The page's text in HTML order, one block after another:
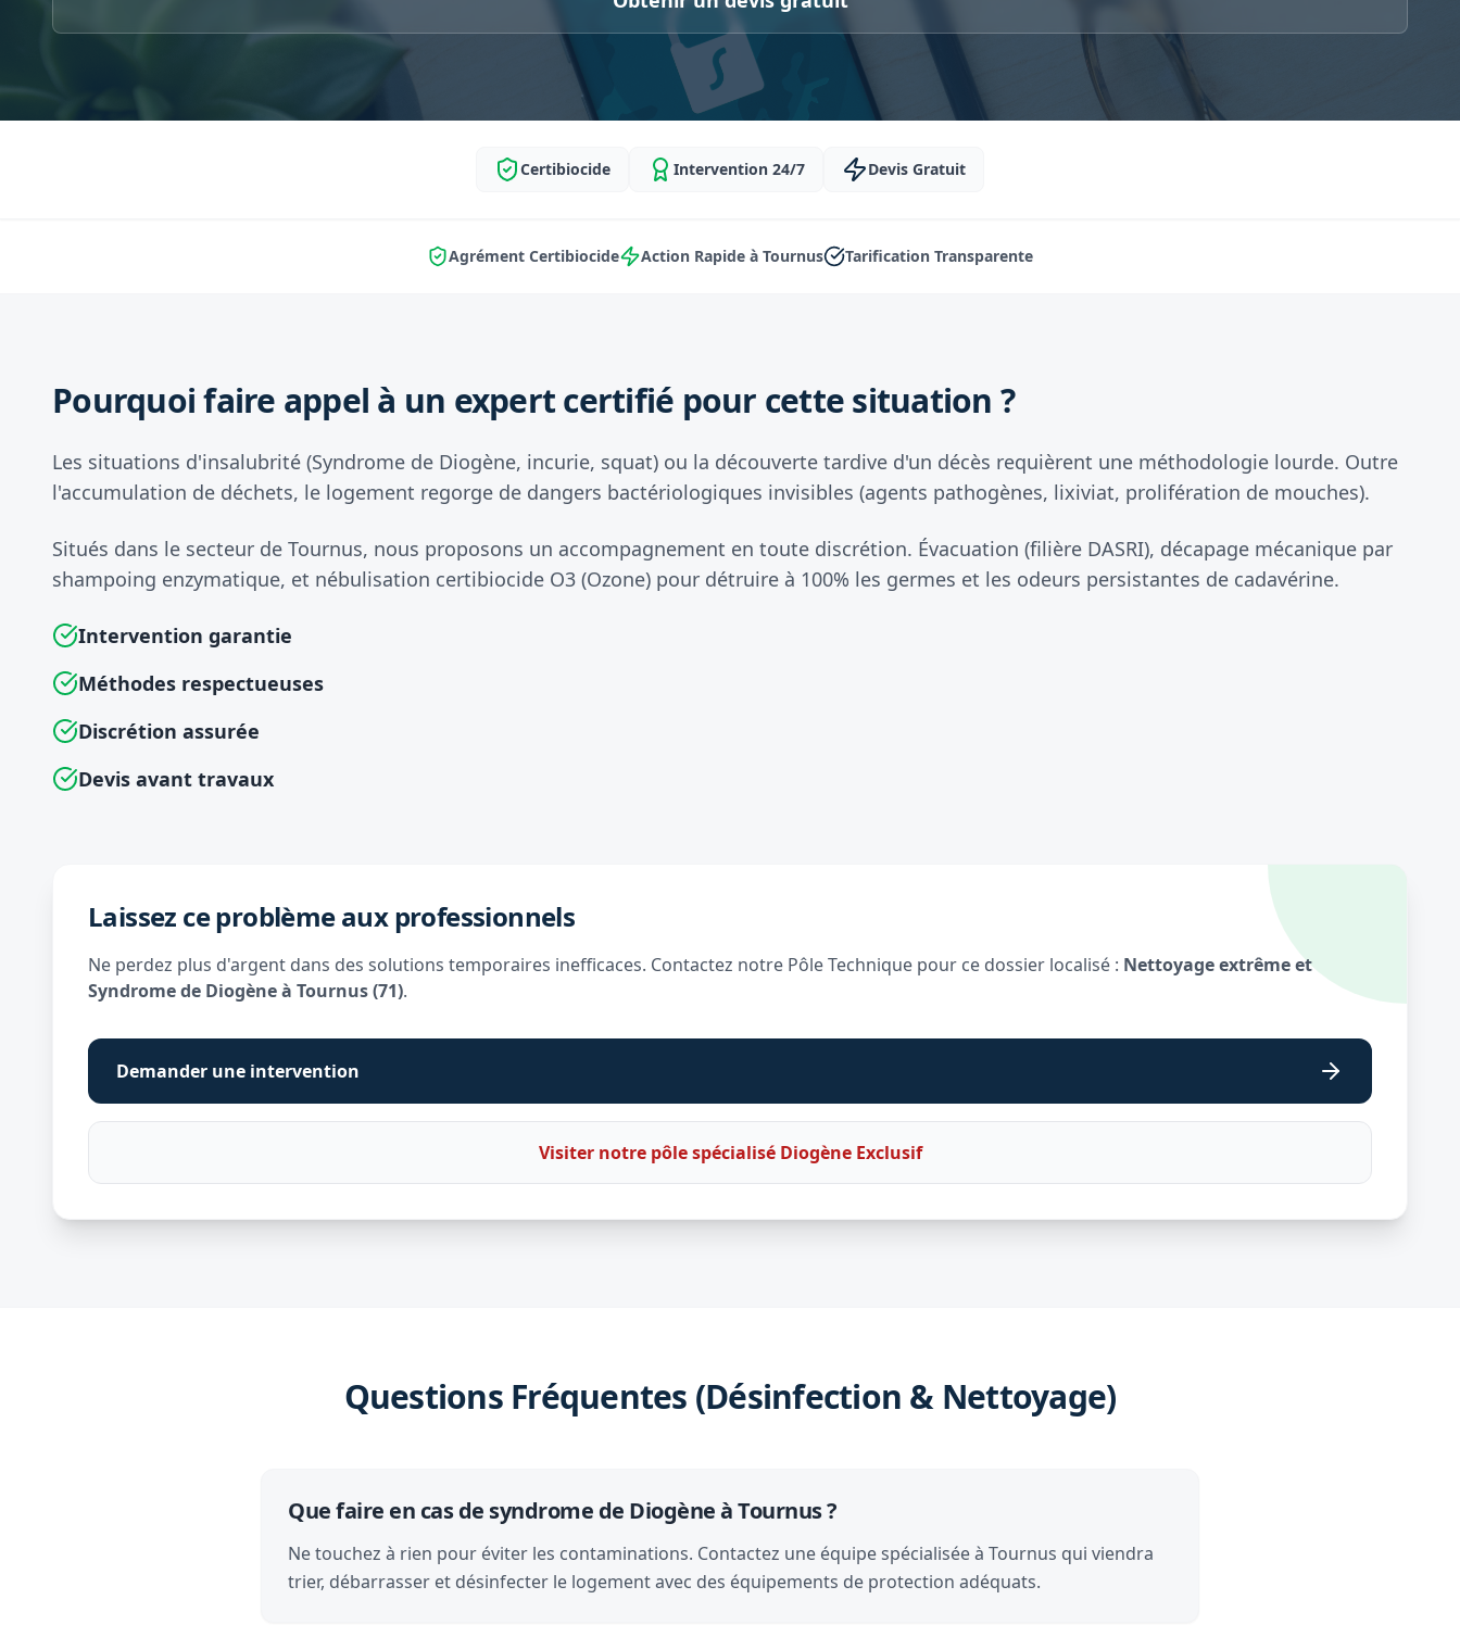
Certibiocide Intervention 24/7 Devis Gratuit
Agrément Certibiocide Action Rapide à Tournus Tarification Transparente
Pourquoi faire appel à un expert certifié pour cette situation ?
Les situations d'insalubrité (Syndrome de Diogène, incurie, squat) ou la découverte tardive d'un décès requièrent une méthodologie lourde. Outre
l'accumulation de déchets, le logement regorge de dangers bactériologiques invisibles (agents pathogènes, lixiviat, prolifération de mouches).
Situés dans le secteur de Tournus, nous proposons un accompagnement en toute discrétion. Évacuation (filière DASRI), décapage mécanique par
shampoing enzymatique, et nébulisation certibiocide O3 (Ozone) pour détruire à 100% les germes et les odeurs persistantes de cadavérine.
Intervention garantie
Méthodes respectueuses
Discrétion assurée
Devis avant travaux
Laissez ce problème aux professionnels
Ne perdez plus d'argent dans des solutions temporaires inefficaces. Contactez notre Pôle Technique pour ce dossier localisé : Nettoyage extrême et
Syndrome de Diogène à Tournus (71).
Demander une intervention
Visiter notre pôle spécialisé Diogène Exclusif
Questions Fréquentes (Désinfection & Nettoyage)
Que faire en cas de syndrome de Diogène à Tournus ?
Ne touchez à rien pour éviter les contaminations. Contactez une équipe spécialisée à Tournus qui viendra
trier, débarrasser et désinfecter le logement avec des équipements de protection adéquats.